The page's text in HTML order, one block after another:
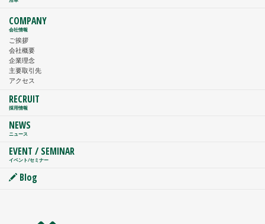
COMPANY
会社情報
ご挨拶
会社概要
企業理念
主要取引先
アクセス
RECRUIT
採用情報
NEWS
ニュース
EVENT / SEMINAR
イベント/セミナー
Blog